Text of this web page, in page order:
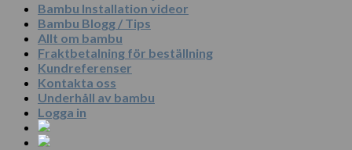
Bambu Installation videor
Bambu Blogg / Tips
Allt om bambu
Fraktbetalning för beställning
Kundreferenser
Kontakta oss
Underhåll av bambu
Logga in